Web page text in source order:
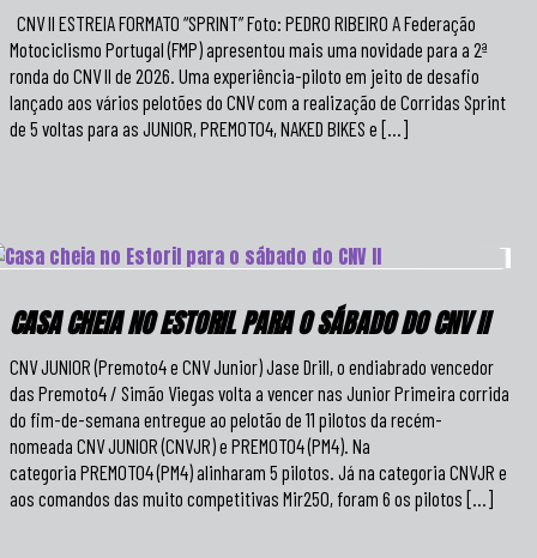
CNV II ESTREIA FORMATO “SPRINT” Foto: PEDRO RIBEIRO A Federação
Motociclismo Portugal (FMP) apresentou mais uma novidade para a 2ª
ronda do CNV II de 2026. Uma experiência-piloto em jeito de desafio
lançado aos vários pelotões do CNV com a realização de Corridas Sprint
de 5 voltas para as JUNIOR, PREMOTO4, NAKED BIKES e […]
CASA CHEIA NO ESTORIL PARA O SÁBADO DO CNV II
CNV JUNIOR (Premoto4 e CNV Junior) Jase Drill, o endiabrado vencedor
das Premoto4 / Simão Viegas volta a vencer nas Junior Primeira corrida
do fim-de-semana entregue ao pelotão de 11 pilotos da recém-
nomeada CNV JUNIOR (CNVJR) e PREMOTO4 (PM4). Na
categoria PREMOTO4 (PM4) alinharam 5 pilotos. Já na categoria CNVJR e
aos comandos das muito competitivas Mir250, foram 6 os pilotos […]